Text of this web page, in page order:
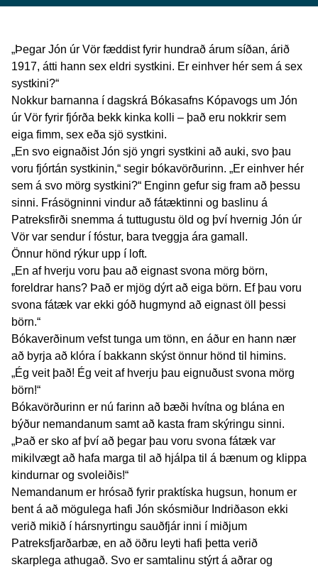
„Þegar Jón úr Vör fæddist fyrir hundrað árum síðan, árið
1917, átti hann sex eldri systkini. Er einhver hér sem á sex
systkini?“
Nokkur barnanna í dagskrá Bókasafns Kópavogs um Jón
úr Vör fyrir fjórða bekk kinka kolli – það eru nokkrir sem
eiga fimm, sex eða sjö systkini.
„En svo eignaðist Jón sjö yngri systkini að auki, svo þau
voru fjórtán systkinin,“ segir bókavörðurinn. „Er einhver hér
sem á svo mörg systkini?“ Enginn gefur sig fram að þessu
sinni. Frásögninni vindur að fátæktinni og baslinu á
Patreksfirði snemma á tuttugustu öld og því hvernig Jón úr
Vör var sendur í fóstur, bara tveggja ára gamall.
Önnur hönd rýkur upp í loft.
„En af hverju voru þau að eignast svona mörg börn,
foreldrar hans? Það er mjög dýrt að eiga börn. Ef þau voru
svona fátæk var ekki góð hugmynd að eignast öll þessi
börn.“
Bókaverðinum vefst tunga um tönn, en áður en hann nær
að byrja að klóra í bakkann skýst önnur hönd til himins.
„Ég veit það! Ég veit af hverju þau eignuðust svona mörg
börn!“
Bókavörðurinn er nú farinn að bæði hvítna og blána en
býður nemandanum samt að kasta fram skýringu sinni.
„Það er sko af því að þegar þau voru svona fátæk var
mikilvægt að hafa marga til að hjálpa til á bænum og klippa
kindurnar og svoleiðis!“
Nemandanum er hrósað fyrir praktíska hugsun, honum er
bent á að mögulega hafi Jón skósmiður Indriðason ekki
verið mikið í hársnyrtingu sauðfjár inni í miðjum
Patreksfjarðarbæ, en að öðru leyti hafi þetta verið
skarplega athugað. Svo er samtalinu stýrt á aðrar og